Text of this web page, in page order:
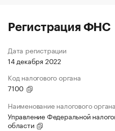
Регистрация ФНС
Дата регистрации
14 декабря 2022
Код налогового органа
7100
Наименование налогового органа
Управление Федеральной
области